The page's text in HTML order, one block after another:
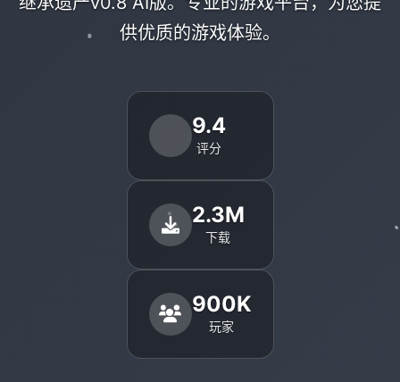
供优质的游戏体验。
9.4
评分
2.3M
下载
900K
玩家